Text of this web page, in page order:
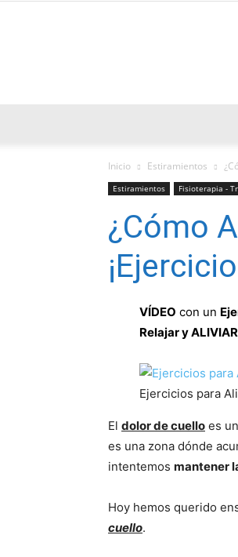
Inicio Estiramientos
Estiramientos Fisioterapia -
¿Cómo
VÍDEO con un
Relajar y
Ejercicios para
El dolor de cuello es
es una zona dónde
intentemos mantener
Hoy hemos querido
cuello.